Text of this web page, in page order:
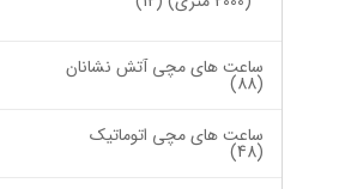
ساعت های مچی آتش نشانان
(88)
ساعت های مچی اتوماتیک
(48)